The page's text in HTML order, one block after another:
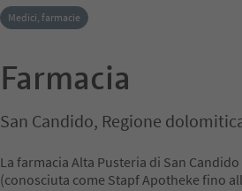
Medici, farmacie
Farmacia
San Candido, Regione
La farmacia Alta Pusteria di San
(conosciuta come Stapf Apotheke fino